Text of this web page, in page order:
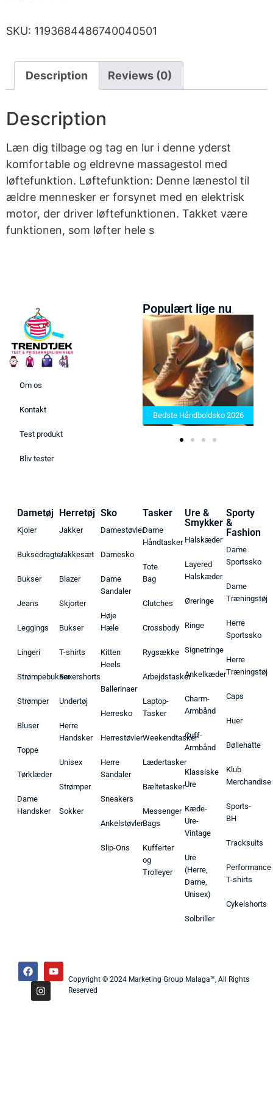
SKU: 1193684486740040501
Description Reviews (0)
Description
Læn dig tilbage og tag en lur i denne yderst
komfortable og eldrevne massagestol med
løftefunktion. Løftefunktion: Denne lænestol til
ældre mennesker er forsynet med en elektrisk
motor, der driver løftefunktionen. Takket være
funktionen, som løfter hele s
Om os
Kontakt
Test produkt
Bliv tester
Populært lige nu
Bedste Saunatæppe 2025 –
Find de bedste produkter her!
Bedste Håndboldsko 2026
Dametøj
Kjoler
Buksedragter
Bukser
Jeans
Leggings
Lingeri
Strømpebukser
Strømper
Bluser
Toppe
Tørklæder
Dame
Handsker
Herretøj
Jakker
Jakkesæt
Blazer
Skjorter
Bukser
T-shirts
Boxershorts
Undertøj
Herre
Handsker
Unisex
Strømper
Sokker
Sko
Damestøvler
Damesko
Dame
Sandaler
Høje
Hæle
Kitten
Heels
Ballerinaer
Herresko
Herrestøvler
Herre
Sandaler
Sneakers
Ankelstøvler
Slip-Ons
Tasker
Dame
Håndtasker
Tote
Bag
Clutches
Crossbody
Rygsække
Arbejdstasker
Laptop-
Tasker
Weekendtasker
Lædertasker
Bæltetasker
Messenger
Bags
Kufferter
og
Trolleyer
Ure &
Smykker
Halskæder
Layered
Halskæder
Øreringe
Ringe
Signetringe
Ankelkæder
Charm-
Armbånd
Cuff-
Armbånd
Klassiske
Ure
Kæde-
Ure-
Vintage
Ure
(Herre,
Dame,
Unisex)
Solbriller
Sporty
&
Fashion
Dame
Sportssko
Dame
Træningstøj
Herre
Sportssko
Herre
Træningstøj
Caps
Huer
Bøllehatte
Klub
Merchandise
Sports-
BH
Tracksuits
Performance
T-shirts
Cykelshorts
Copyright © 2024 Marketing Group Malaga™, All Rights
Reserved